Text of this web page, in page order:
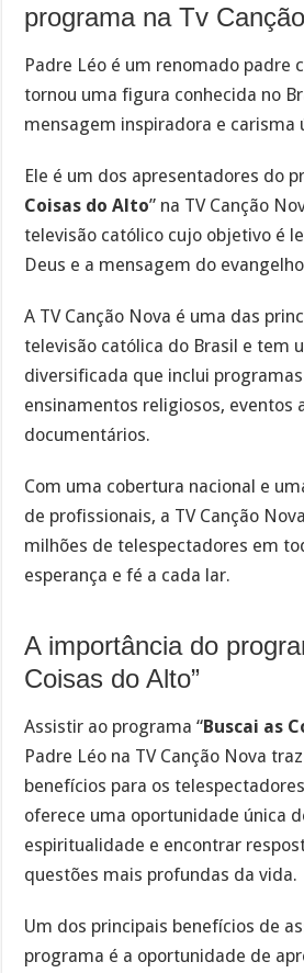
programa na Tv
Padre Léo é um renomado padre
tornou uma figura conhecida no
mensagem inspiradora e carisma
Ele é um dos apresentadores do
Coisas do Alto” na TV Canção
televisão católico cujo objetivo é
Deus e a mensagem do
A TV Canção Nova é uma das
televisão católica do Brasil e tem
diversificada que inclui
ensinamentos religiosos, eventos
documentários.
Com uma cobertura nacional e
de profissionais, a TV Canção
milhões de telespectadores em
esperança e fé a cada lar.
A importância do
Coisas do Alto”
Assistir ao programa “Buscai as
Padre Léo na TV Canção Nova
benefícios para os
oferece uma oportunidade única
espiritualidade e encontrar
questões mais profundas da vida.
Um dos principais benefícios de
programa é a oportunidade de